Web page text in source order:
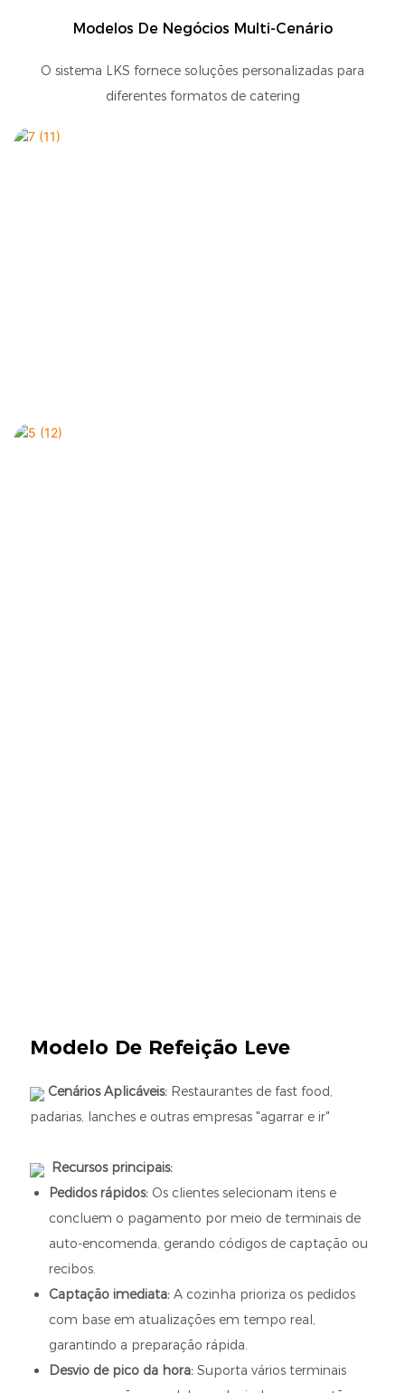
Modelos De Negócios Multi-Cenário
O sistema LKS fornece soluções personalizadas para
diferentes formatos de catering
Modelo De Refeição Leve
Cenários Aplicáveis: Restaurantes de fast food,
padarias, lanches e outras empresas "agarrar e ir"
Recursos principais:
Pedidos rápidos: Os clientes selecionam itens e
concluem o pagamento por meio de terminais de
auto-encomenda, gerando códigos de captação ou
recibos.
Captação imediata: A cozinha prioriza os pedidos
com base em atualizações em tempo real,
garantindo a preparação rápida.
Desvio de pico da hora: Suporta vários terminais